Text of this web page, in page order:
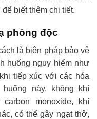
biết thêm chi tiết.
phòng độc
là biện pháp bảo vệ
huống nguy hiểm như
tiếp xúc với các hóa
này, không khí
monoxide, khí
có thể gây ngạt thở,